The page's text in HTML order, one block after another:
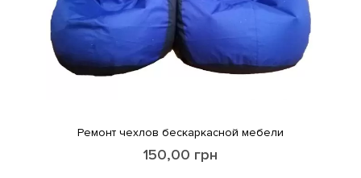
Ремонт чехлов бескаркасной мебели
150,00 грн